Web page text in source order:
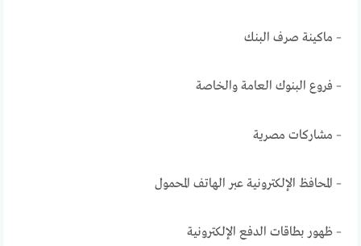
– ماكينة صرف البنك
– فروع البنوك العامة والخاصة
– مشاركات مصرية
– المحافظ الإلكترونية عبر الهاتف المحمول
– ظهور بطاقات الدفع الإلكترونية